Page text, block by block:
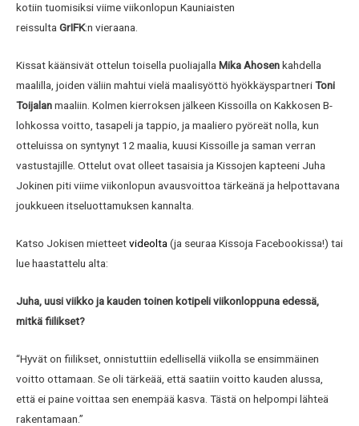
kotiin tuomisiksi viime viikonlopun Kauniaisten
reissultaGrIFK:n vieraana.
Kissat käänsivät ottelun toisella puoliajallaMika Ahosenkahdella
maalilla, joiden väliin mahtui vielä maalisyöttö hyökkäyspartneriToni
Toijalanmaaliin. Kolmen kierroksen jälkeen Kissoilla on Kakkosen B-
lohkossa voitto, tasapeli ja tappio, ja maaliero pyöreät nolla, kun
otteluissa on syntynyt 12 maalia, kuusi Kissoille ja saman verran
vastustajille. Ottelut ovat olleet tasaisia ja Kissojen kapteeni Juha
Jokinen piti viime viikonlopun avausvoittoa tärkeänä ja helpottavana
joukkueen itseluottamuksen kannalta.
Katso Jokisen mietteetvideolta (ja seuraa Kissoja Facebookissa!) tai
lue haastattelu alta:
Juha, uusi viikko ja kauden toinen kotipeli viikonloppuna edessä,
mitkä fiilikset?
“Hyvät on fiilikset, onnistuttiin edellisellä viikolla se ensimmäinen
voitto ottamaan. Se oli tärkeää, että saatiin voitto kauden alussa,
että ei paine voittaa sen enempää kasva. Tästä on helpompi lähteä
rakentamaan.”